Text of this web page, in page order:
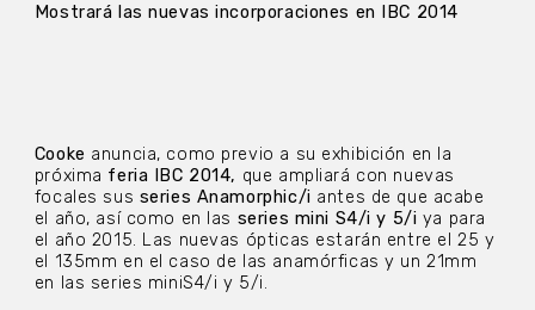
Mostrará las nuevas incorporaciones en IBC 2014
Cooke anuncia, como previo a su exhibición en la
próxima feria IBC 2014, que ampliará con nuevas
focales sus series Anamorphic/i antes de que acabe
el año, así como en las series mini S4/i y 5/i ya para
el año 2015. Las nuevas ópticas estarán entre el 25 y
el 135mm en el caso de las anamórficas y un 21mm
en las series miniS4/i y 5/i.